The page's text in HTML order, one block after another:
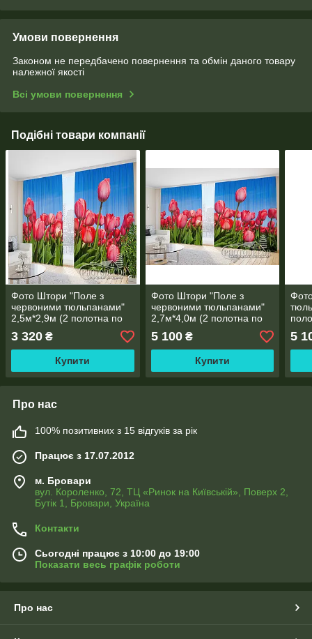
Умови повернення
Законом не передбачено повернення та обмін даного товару
належної якості
Всі умови повернення
Подібні товари компанії
Фото Штори "Поле з
червоними тюльпанами"
2,5м*2,9м (2 полотна по
3 320 ₴
Купити
Фото Штори "Поле з
червоними тюльпанами"
2,7м*4,0м (2 полотна по
5 100₴
Купити
5
Про нас
100% позитивних з 15 відгуків за рік
Працює з 17.07.2012
м. Бровари
вул. Короленко, 72, ТЦ «Ринок на Київській», Поверх 2,
Бутік 1, Бровари, Україна
Контакти
Сьогодні працює з 10:00 до 19:00
Показати весь графік роботи
Про нас